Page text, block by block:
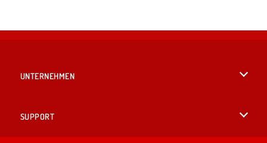
UNTERNEHMEN
SUPPORT